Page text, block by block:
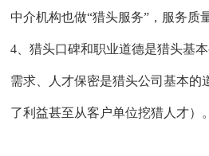
中介机构也做“猎头服务”，服务质
4、猎头口碑和职业道德是猎头基
需求、人才保密是猎头公司基本的
了利益甚至从客户单位挖猎人才）。